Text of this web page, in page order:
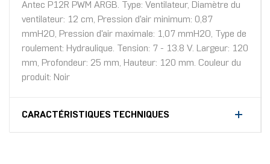
Antec P12R PWM ARGB. Type: Ventilateur, Diamètre du
ventilateur: 12 cm, Pression d'air minimum: 0,87
mmH2O, Pression d'air maximale: 1,07 mmH2O, Type de
roulement: Hydraulique. Tension: 7 - 13.8 V. Largeur: 120
mm, Profondeur: 25 mm, Hauteur: 120 mm. Couleur du
produit: Noir
CARACTÉRISTIQUES TECHNIQUES